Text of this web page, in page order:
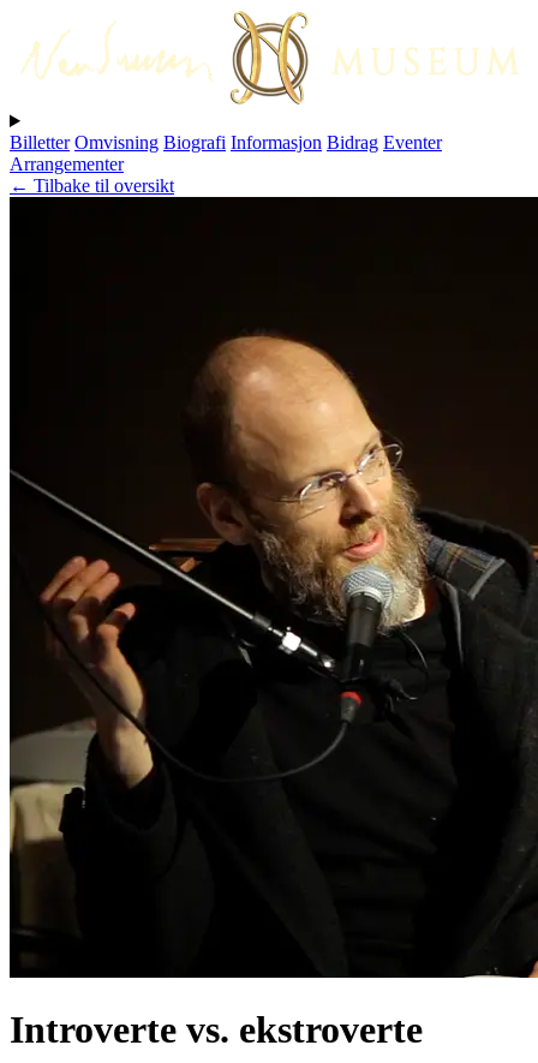
Billetter Omvisning Biografi Informasjon Bidrag Eventer
Arrangementer
← Tilbake til oversikt
Introverte vs. ekstroverte